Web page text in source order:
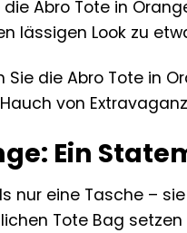
die Abro Tote in
lässigen Look zu
Sie die Abro Tote in
von
Ein
nur eine Tasche –
Tote Bag